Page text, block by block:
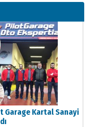
Garage Kartal Sanayi